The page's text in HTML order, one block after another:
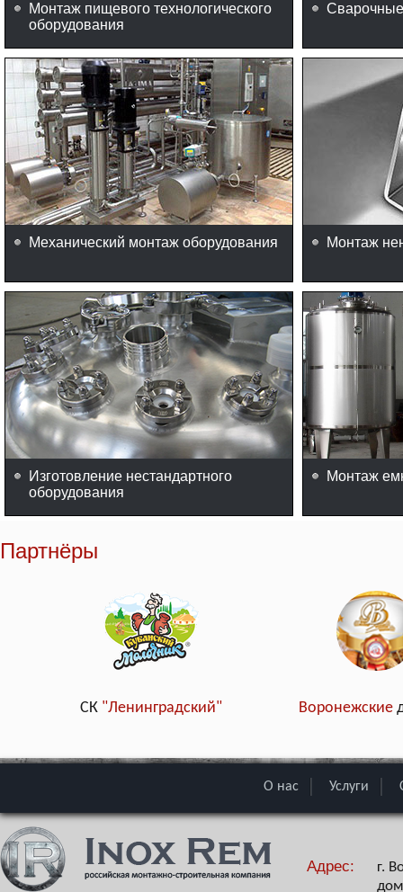
Монтаж пищевого технологического
оборудования
Механический монтаж оборудования Монтаж
Изготовление нестандартного
оборудования
Монтаж
Партнёры
СК "Ленинградский" Воронежские
О нас Услуги
Адрес:
г.